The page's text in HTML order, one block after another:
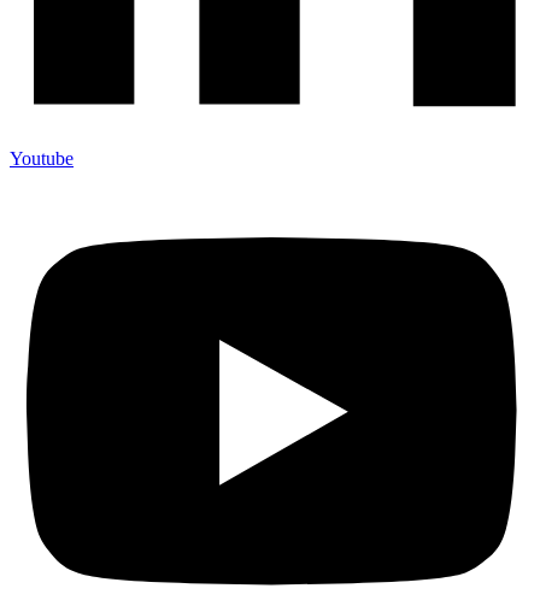
Youtube